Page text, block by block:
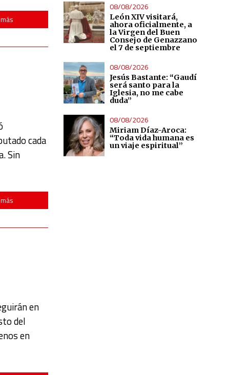
cada
Sin
en
del
en
08/08/2026
León XIV visitará,
ahora oficialmente, a
la Virgen del Buen
Consejo de Genazzano
el 7 de septiembre
08/08/2026
Jesús Bastante: “Gaudí
será santo para la
Iglesia, no me cabe
duda”
08/08/2026
Miriam Díaz-Aroca:
“Toda vida humana es
un viaje espiritual”